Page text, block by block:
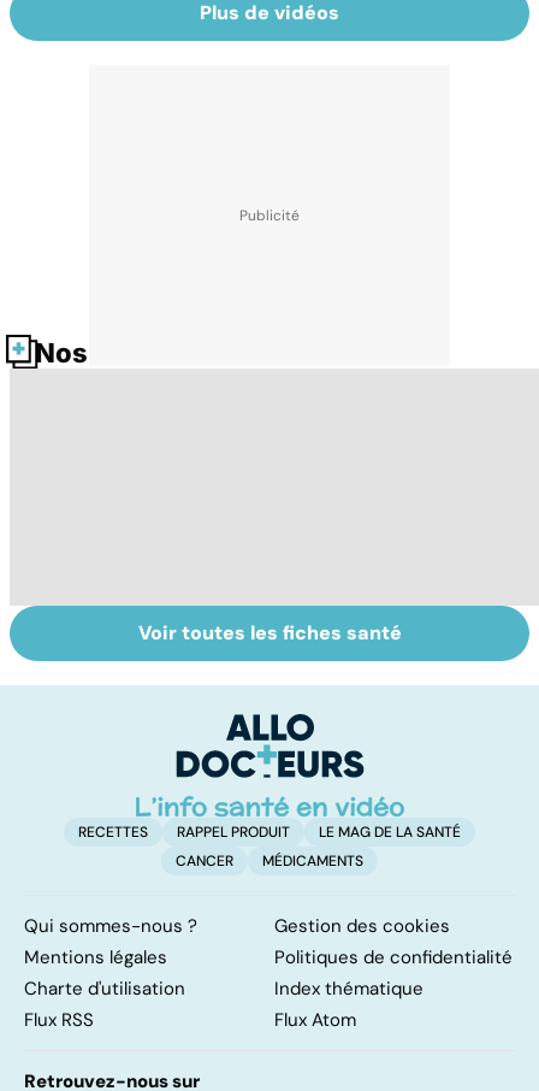
Plus de vidéos
Nos fiches santé
Pré-éclampsie :
attention,
De bonnes
raisons pour ne
grain de sel
Voir toutes les fiches santé
RECETTES RAPPEL PRODUIT
LE MAG DE LA SANTÉ
CANCER
MÉDICAMENTS
Qui sommes-nous ?
Gestion des cookies
Mentions légales
Politiques de confidentialité
Charte d'utilisation
Index thématique
Flux RSS
Flux Atom
Retrouvez-nous sur